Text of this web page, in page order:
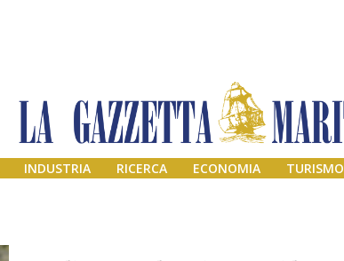
INDUSTRIA RICERCA ECONOMIA TURISMO